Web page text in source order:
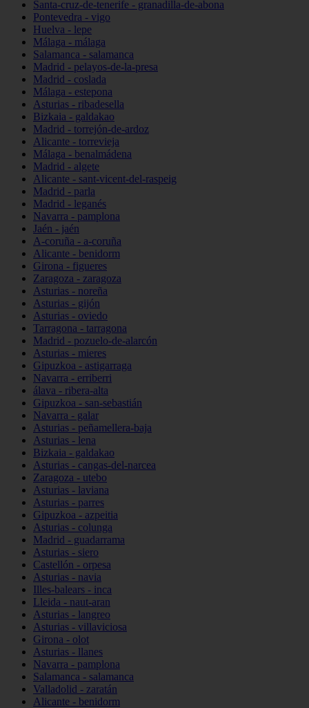
Santa-cruz-de-tenerife - granadilla-de-abona
Pontevedra - vigo
Huelva - lepe
Málaga - málaga
Salamanca - salamanca
Madrid - pelayos-de-la-presa
Madrid - coslada
Málaga - estepona
Asturias - ribadesella
Bizkaia - galdakao
Madrid - torrejón-de-ardoz
Alicante - torrevieja
Málaga - benalmádena
Madrid - algete
Alicante - sant-vicent-del-raspeig
Madrid - parla
Madrid - leganés
Navarra - pamplona
Jaén - jaén
A-coruña - a-coruña
Alicante - benidorm
Girona - figueres
Zaragoza - zaragoza
Asturias - noreña
Asturias - gijón
Asturias - oviedo
Tarragona - tarragona
Madrid - pozuelo-de-alarcón
Asturias - mieres
Gipuzkoa - astigarraga
Navarra - erriberri
álava - ribera-alta
Gipuzkoa - san-sebastián
Navarra - galar
Asturias - peñamellera-baja
Asturias - lena
Bizkaia - galdakao
Asturias - cangas-del-narcea
Zaragoza - utebo
Asturias - laviana
Asturias - parres
Gipuzkoa - azpeitia
Asturias - colunga
Madrid - guadarrama
Asturias - siero
Castellón - orpesa
Asturias - navia
Illes-balears - inca
Lleida - naut-aran
Asturias - langreo
Asturias - villaviciosa
Girona - olot
Asturias - llanes
Navarra - pamplona
Salamanca - salamanca
Valladolid - zaratán
Alicante - benidorm